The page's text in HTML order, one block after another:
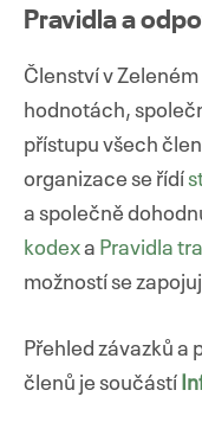
Pravidla a
Členství v
hodnotách,
přístupu všech
organizace se řídí
a společně
kodexa Pravidla
možností se
Přehled závazků a
členů je součástí